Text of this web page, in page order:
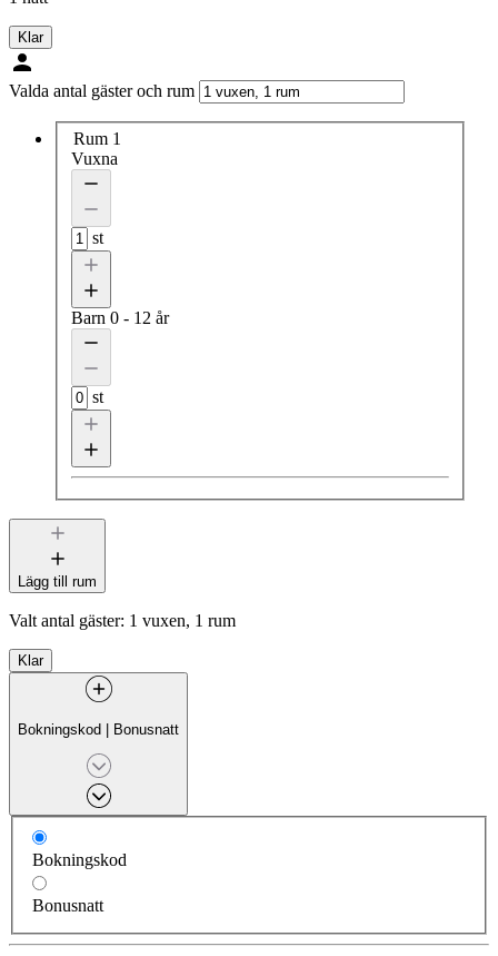
Klar
Valda antal gäster och rum
Rum 1
Vuxna
st
Barn 0 - 12 år
st
Lägg till rum
Valt antal gäster: 1 vuxen, 1 rum
Klar
Bokningskod | Bonusnatt
Bokningskod
Bonusnatt